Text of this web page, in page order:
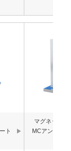
ト
マグネットチ
MCアングル